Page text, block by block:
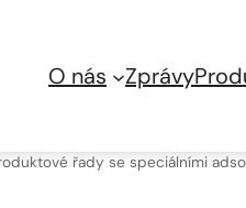
O nás Zprávy
řady se speciálními